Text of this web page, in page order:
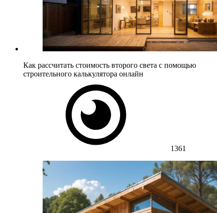
Как рассчитать стоимость второго света с помощью
строительного калькулятора онлайн
1361